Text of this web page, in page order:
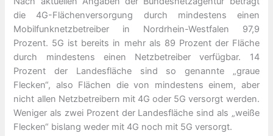
die 4G-Flächenversorgung durch mindestens einen
Mobilfunknetzbetreiber in Nordrhein-Westfalen 97,9
Prozent. 5G ist bereits in mehr als 89 Prozent der Fläche
durch mindestens einen Netzbetreiber verfügbar. 14
Prozent der Landesfläche sind so genannte „graue
Flecken“, also Flächen die von mindestens einem, aber
nicht allen Netzbetreibern mit 4G oder 5G versorgt werden.
Weniger als zwei Prozent der Landesfläche sind als „weiße
Flecken“ bislang weder mit 4G noch mit 5G versorgt.